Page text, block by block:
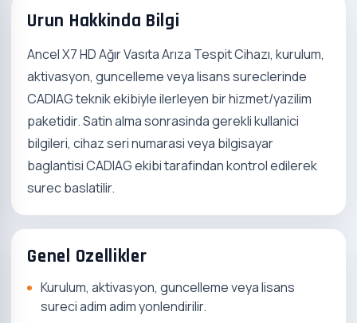
Urun Hakkinda Bilgi
Ancel X7 HD Ağır Vasıta Arıza Tespit Cihazı, kurulum,
aktivasyon, guncelleme veya lisans sureclerinde
CADIAG teknik ekibiyle ilerleyen bir hizmet/yazilim
paketidir. Satin alma sonrasinda gerekli kullanici
bilgileri, cihaz seri numarasi veya bilgisayar
baglantisi CADIAG ekibi tarafindan kontrol edilerek
surec baslatilir.
Genel Ozellikler
Kurulum, aktivasyon, guncelleme veya lisans
sureci adim adim yonlendirilir.